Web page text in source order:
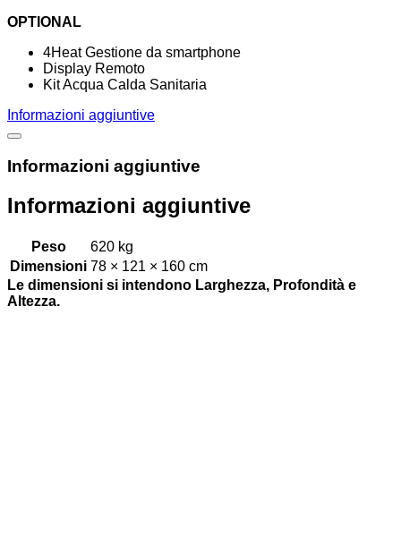
OPTIONAL
4Heat Gestione da smartphone
Display Remoto
Kit Acqua Calda Sanitaria
Informazioni aggiuntive
Informazioni aggiuntive
Informazioni aggiuntive
Peso
620 kg
Dimensioni 78 × 121 × 160 cm
Le dimensioni si intendono Larghezza, Profondità e
Altezza.